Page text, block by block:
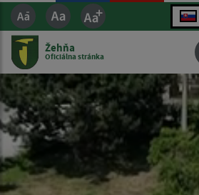
Žehňa
Oficiálna stránka